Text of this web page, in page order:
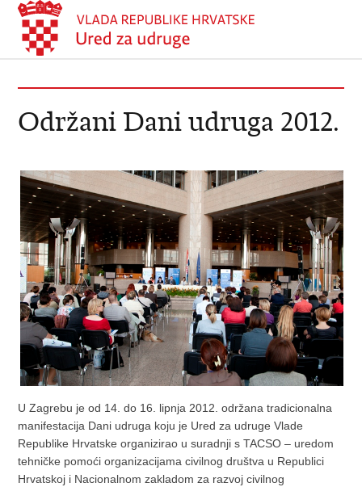
Održani Dani udruga 2012.
U Zagrebu je od 14. do 16. lipnja 2012. održana tradicionalna
manifestacija Dani udruga koju je Ured za udruge Vlade
Republike Hrvatske organizirao u suradnji s TACSO – uredom
tehničke pomoći organizacijama civilnog društva u Republici
Hrvatskoj i Nacionalnom zakladom za razvoj civilnog